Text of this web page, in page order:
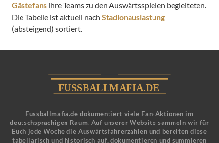
Gästefans ihre Teams zu den Auswärtsspielen begleiteten.
Die Tabelle ist aktuell nach Stadionauslastung
(absteigend) sortiert.
Fussballmafia.de dokumentiert viele Fan-Aktionen im
deutschsprachigen Raum. Auf unserer Website sammeln wir für
Euch jede Woche die Auswärtsfahrerzahlen und bereiten diese
tabellarisch und historisch auf, dokumentieren und summieren